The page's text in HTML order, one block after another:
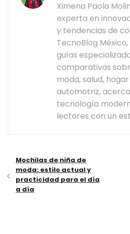
Ximena Paola
experta en
y tendencias de
TecnoBlog
guías
comparativas
moda, salud,
automotriz,
tecnología
lectores con un
Mochilas de niña de
moda: estilo actual y
practicidad para el día
a día